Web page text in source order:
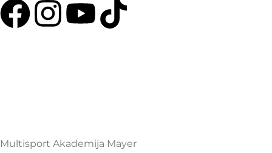
Multisport Akademija Mayer